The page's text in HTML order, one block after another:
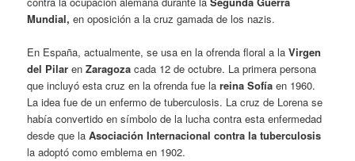
Mundial, en oposición a la cruz gamada de los nazis.
En España, actualmente, se usa en la ofrenda floral a laVirgen
del Pilar enZaragoza cada 12 de octubre. La primera persona
que incluyó esta cruz en la ofrenda fue lareina Sofía en 1960.
La idea fue de un enfermo de tuberculosis. La cruz de Lorena se
había convertido en símbolo de la lucha contra esta enfermedad
desde que laAsociación Internacional contra la tuberculosis
la adoptó como emblema en 1902.